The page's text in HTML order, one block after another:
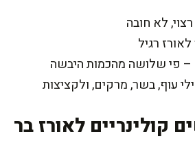
לא חובה
רגיל
– פי שלושה מהכמות היבשה
עוף, בשר, מרקים, ולקציצות
קולינריים לאורז בר